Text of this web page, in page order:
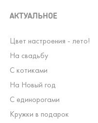
АКТУАЛЬНОЕ
Цвет настроения - лето!
На свадьбу
С котиками
На Новый год
С единорогами
Кружки в подарок